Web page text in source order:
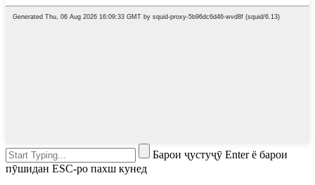
Барои ҷустуҷӯ Enter ё барои
пӯшидан ESC-ро пахш кунед